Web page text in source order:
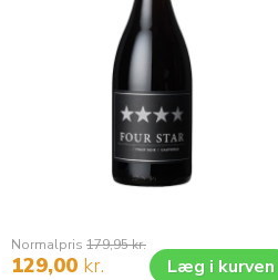
129,00 kr.
Normalpris 179,95kr.
Læg i kurven